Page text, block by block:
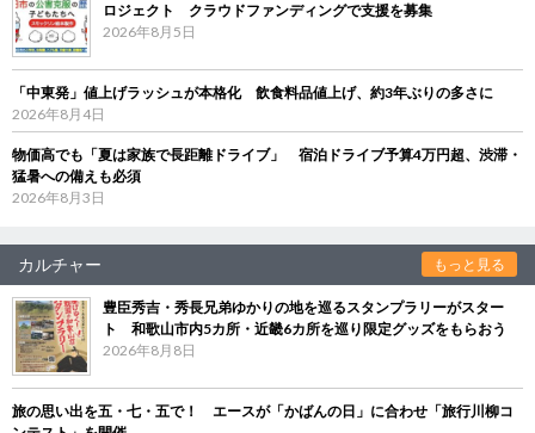
ロジェクト クラウドファンディングで支援を募集
2026年8月5日
「中東発」値上げラッシュが本格化 飲食料品値上げ、約3年ぶりの多さに
2026年8月4日
物価高でも「夏は家族で長距離ドライブ」 宿泊ドライブ予算4万円超、渋滞・
猛暑への備えも必須
2026年8月3日
カルチャー もっと見る
豊臣秀吉・秀長兄弟ゆかりの地を巡るスタンプラリーがスター
ト 和歌山市内5カ所・近畿6カ所を巡り限定グッズをもらおう
2026年8月8日
旅の思い出を五・七・五で！ エースが「かばんの日」に合わせ「旅行川柳コ